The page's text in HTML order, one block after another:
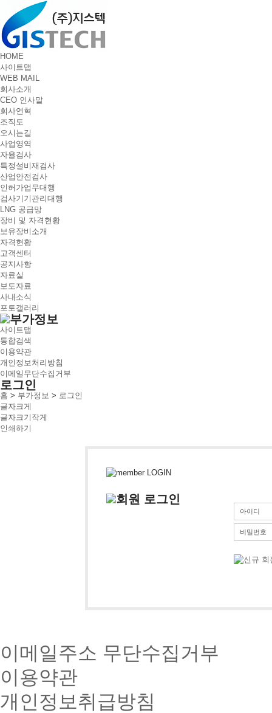
HOME
사이트맵
WEB MAIL
회사소개
CEO 인사말
회사연혁
조직도
오시는길
사업영역
자율검사
특정설비재검사
산업안전검사
인허가업무대행
검사기기관리대행
LNG 공급망
장비 및 자격현황
보유장비소개
자격현황
고객센터
공지사항
자료실
보도자료
사내소식
포토갤러리
사이트맵
통합검색
이용약관
개인정보처리방침
이메일무단수집거부
로그인
홈 > 부가정보 > 로그인
글자크게
글자크기작게
인쇄하기
아이디
비밀번호
이메일주소 무단수집거부
이용약관
개인정보취급방침